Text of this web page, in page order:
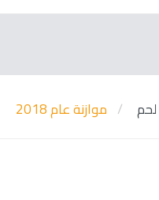
لحم موازنة عام 2018